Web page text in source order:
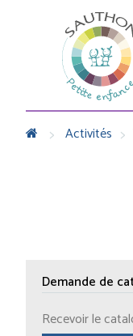
> Activités >
Demande de
Recevoir le